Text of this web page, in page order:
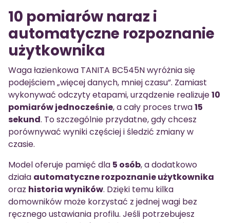
10 pomiarów naraz i
automatyczne rozpoznanie
użytkownika
Waga łazienkowa TANITA BC545N wyróżnia się
podejściem „więcej danych, mniej czasu”. Zamiast
wykonywać odczyty etapami, urządzenie realizuje10
pomiarów jednocześnie, a cały proces trwa15
sekund. To szczególnie przydatne, gdy chcesz
porównywać wyniki częściej i śledzić zmiany w
czasie.
Model oferuje pamięć dla 5 osób, a dodatkowo
działa automatyczne rozpoznanie użytkownika
oraz historia wyników. Dzięki temu kilka
domowników może korzystać z jednej wagi bez
ręcznego ustawiania profilu. Jeśli potrzebujesz